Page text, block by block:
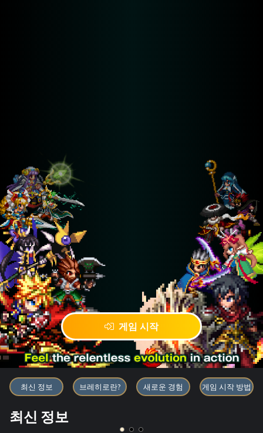
게임 시작
블록체인 게임 「BRAVE
최신 정보 브레히로란? 새로운 경험 게임 시작 방법
최신 정보